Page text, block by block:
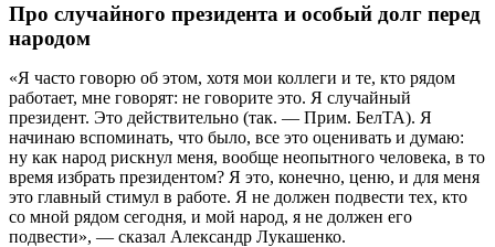
Про случайного президента и особый долг перед
народом
«Я часто говорю об этом, хотя мои коллеги и те, кто рядом
работает, мне говорят: не говорите это. Я случайный
президент. Это действительно (так. — Прим. БелТА). Я
начинаю вспоминать, что было, все это оценивать и думаю:
ну как народ рискнул меня, вообще неопытного человека, в то
время избрать президентом? Я это, конечно, ценю, и для меня
это главный стимул в работе. Я не должен подвести тех, кто
со мной рядом сегодня, и мой народ, я не должен его
подвести», — сказал Александр Лукашенко.